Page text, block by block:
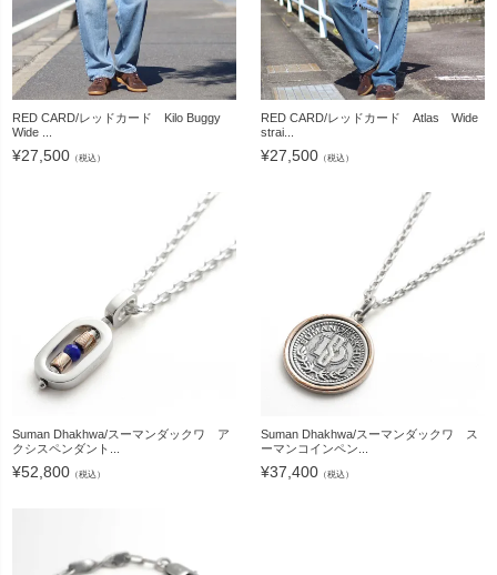
RED CARD/レッドカード Kilo Buggy
Wide ...
¥27,500 （税込）
RED CARD/レッドカード Atlas Wide
strai...
¥27,500 （税込）
Suman Dhakhwa/スーマンダックワ ア
クシスペンダント...
¥52,800 （税込）
Suman Dhakhwa/スーマンダックワ ス
ーマンコインペン...
¥37,400 （税込）